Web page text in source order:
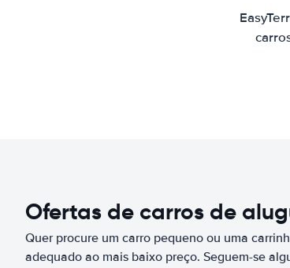
Ofertas de carros de
Quer procure um carro pequeno ou uma
adequado ao mais baixo preço. Seguem-se